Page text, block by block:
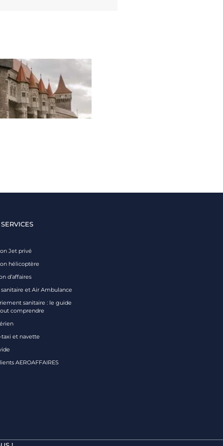
Jet privé
hélicoptère
d’affaires
et Air Ambulance
sanitaire : le guide
comprendre
taxi et navette
AEROAFFAIRES